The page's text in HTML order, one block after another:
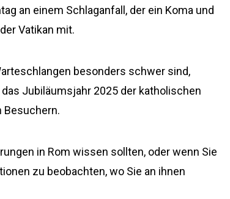
an einem Schlaganfall, der ein Koma und
Vatikan mit.
besonders schwer sind,
Jubiläumsjahr 2025 der katholischen
Besuchern.
in Rom wissen sollten, oder wenn Sie
zu beobachten, wo Sie an ihnen